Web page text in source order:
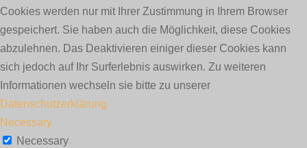
Cookies werden nur mit Ihrer Zustimmung in Ihrem Browser
gespeichert. Sie haben auch die Möglichkeit, diese Cookies
abzulehnen. Das Deaktivieren einiger dieser Cookies kann
sich jedoch auf Ihr Surferlebnis auswirken. Zu weiteren
Informationen wechseln sie bitte zu unserer
Datenschutzerklärung
Necessary
Necessary